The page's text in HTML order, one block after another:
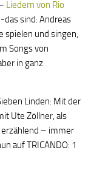
Liedern von Rio
das sind: Andreas
spielen und singen,
Songs von
in ganz
Linden: Mit der
Ute Zöllner, als
erzählend – immer
auf TRICANDO: 1